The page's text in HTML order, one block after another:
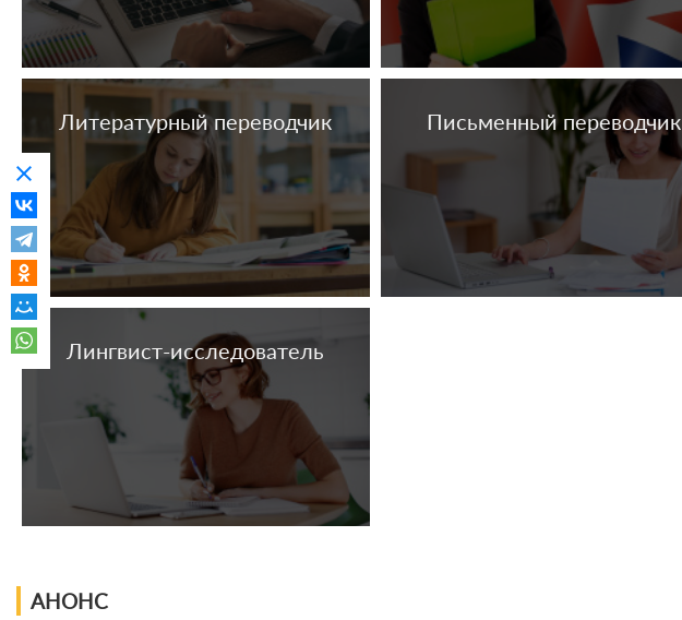
clear
Литературный переводчик Письменный переводчик
Лингвист-исследователь
АНОНС